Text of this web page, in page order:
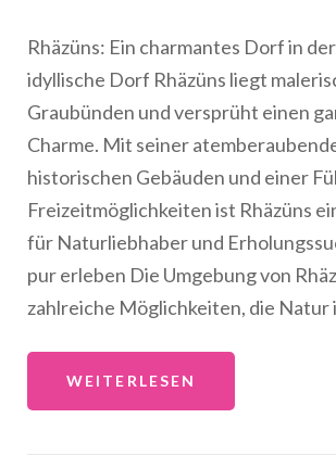
Rhäzüns: Ein charmantes Dorf in
idyllische Dorf Rhäzüns liegt
Graubünden und versprüht einen
Charme. Mit seiner
historischen Gebäuden und einer
Freizeitmöglichkeiten ist Rhäzüns
für Naturliebhaber und
pur erleben Die Umgebung von
zahlreiche Möglichkeiten, die Natur
WEITERLESEN